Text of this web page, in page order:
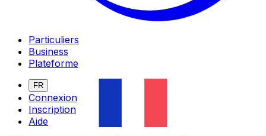
Particuliers
Business
Plateforme
FR
Connexion
Inscription
Aide